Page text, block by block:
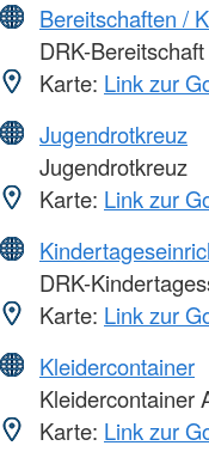
Bereitschaften /
DRK-Bereitschaft
Karte: Link zur
Jugendrotkreuz
Jugendrotkreuz
Karte: Link zur
DRK-
Karte: Link zur
Kleidercontainer
Kleidercontainer
Karte: Link zur